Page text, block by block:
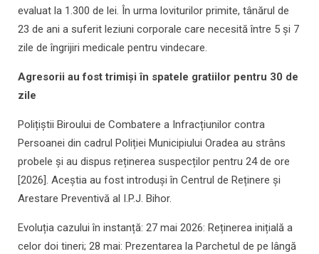
evaluat la 1.300 de lei. În urma loviturilor primite, tânărul de
23 de ani a suferit leziuni corporale care necesită între 5 și 7
zile de îngrijiri medicale pentru vindecare.
Agresorii au fost trimiși în spatele gratiilor pentru 30 de
zile
Polițiștii Biroului de Combatere a Infracțiunilor contra
Persoanei din cadrul Poliției Municipiului Oradea au strâns
probele și au dispus reținerea suspecților pentru 24 de ore
[2026]. Aceștia au fost introduși în Centrul de Reținere și
Arestare Preventivă al I.P.J. Bihor.
Evoluția cazului în instanță: 27 mai 2026: Reținerea inițială a
celor doi tineri; 28 mai: Prezentarea la Parchetul de pe lângă